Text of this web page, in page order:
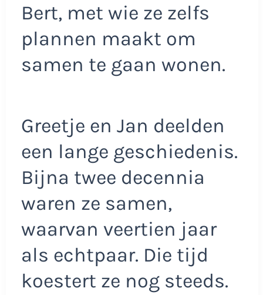
Bert, met wie ze zelfs
plannen maakt om
samen te gaan wonen.
Greetje en Jan deelden
een lange geschiedenis.
Bijna twee decennia
waren ze samen,
waarvan veertien jaar
als echtpaar. Die tijd
koestert ze nog steeds.